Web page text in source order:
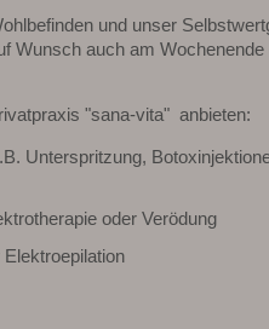
und unser
Wunsch auch am
"sana-vita" anbieten:
Unterspritzung,
oder Verödung